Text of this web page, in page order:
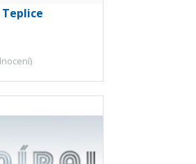
Teplice